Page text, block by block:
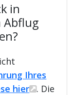
in
Abflug
Ihres
hier
. Die